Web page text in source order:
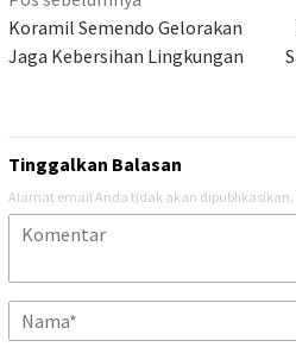
pos
Koramil Semendo Gelorakan
Jaga Kebersihan Lingkungan
Tinggalkan Balasan
Alamat email Anda tidak akan dipublikasikan.